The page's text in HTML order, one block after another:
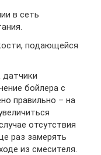
в сеть
подающейся
датчики
бойлера с
правильно – на
отсутствия
раз замерять
из смесителя.